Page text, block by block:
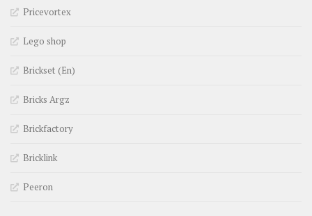
Pricevortex
Lego shop
Brickset (En)
Bricks Argz
Brickfactory
Bricklink
Peeron